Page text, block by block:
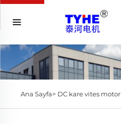
Ana Sayfa> DC kare vites motor